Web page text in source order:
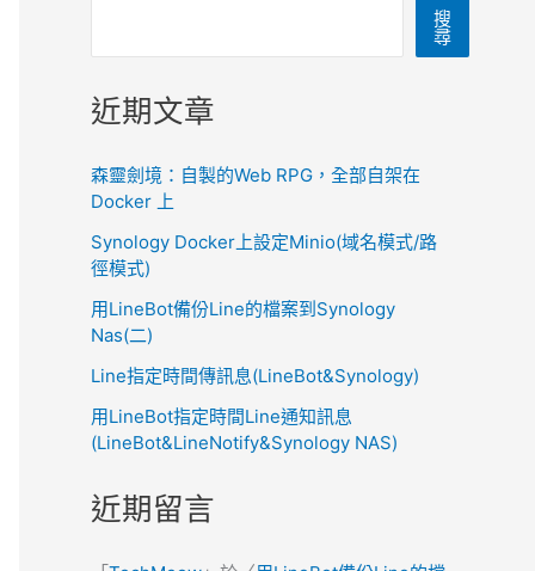
搜
尋
近期文章
森靈劍境：自製的Web RPG，全部自架在
Docker 上
Synology Docker上設定Minio(域名模式/路
徑模式)
用LineBot備份Line的檔案到Synology
Nas(二)
Line指定時間傳訊息(LineBot&Synology)
用LineBot指定時間Line通知訊息
(LineBot&LineNotify&Synology NAS)
近期留言